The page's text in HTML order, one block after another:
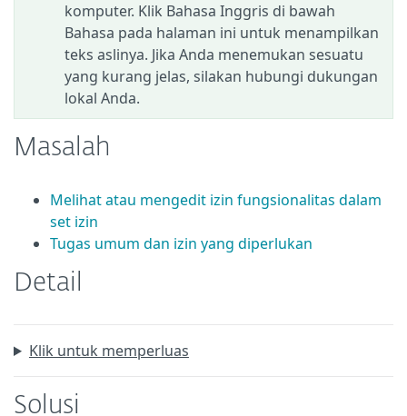
komputer. Klik Bahasa Inggris di bawah
Bahasa pada halaman ini untuk menampilkan
teks aslinya. Jika Anda menemukan sesuatu
yang kurang jelas, silakan hubungi dukungan
lokal Anda.
Masalah
Melihat atau mengedit izin fungsionalitas dalam
set izin
Tugas umum dan izin yang diperlukan
Detail
Klik untuk memperluas
Solusi